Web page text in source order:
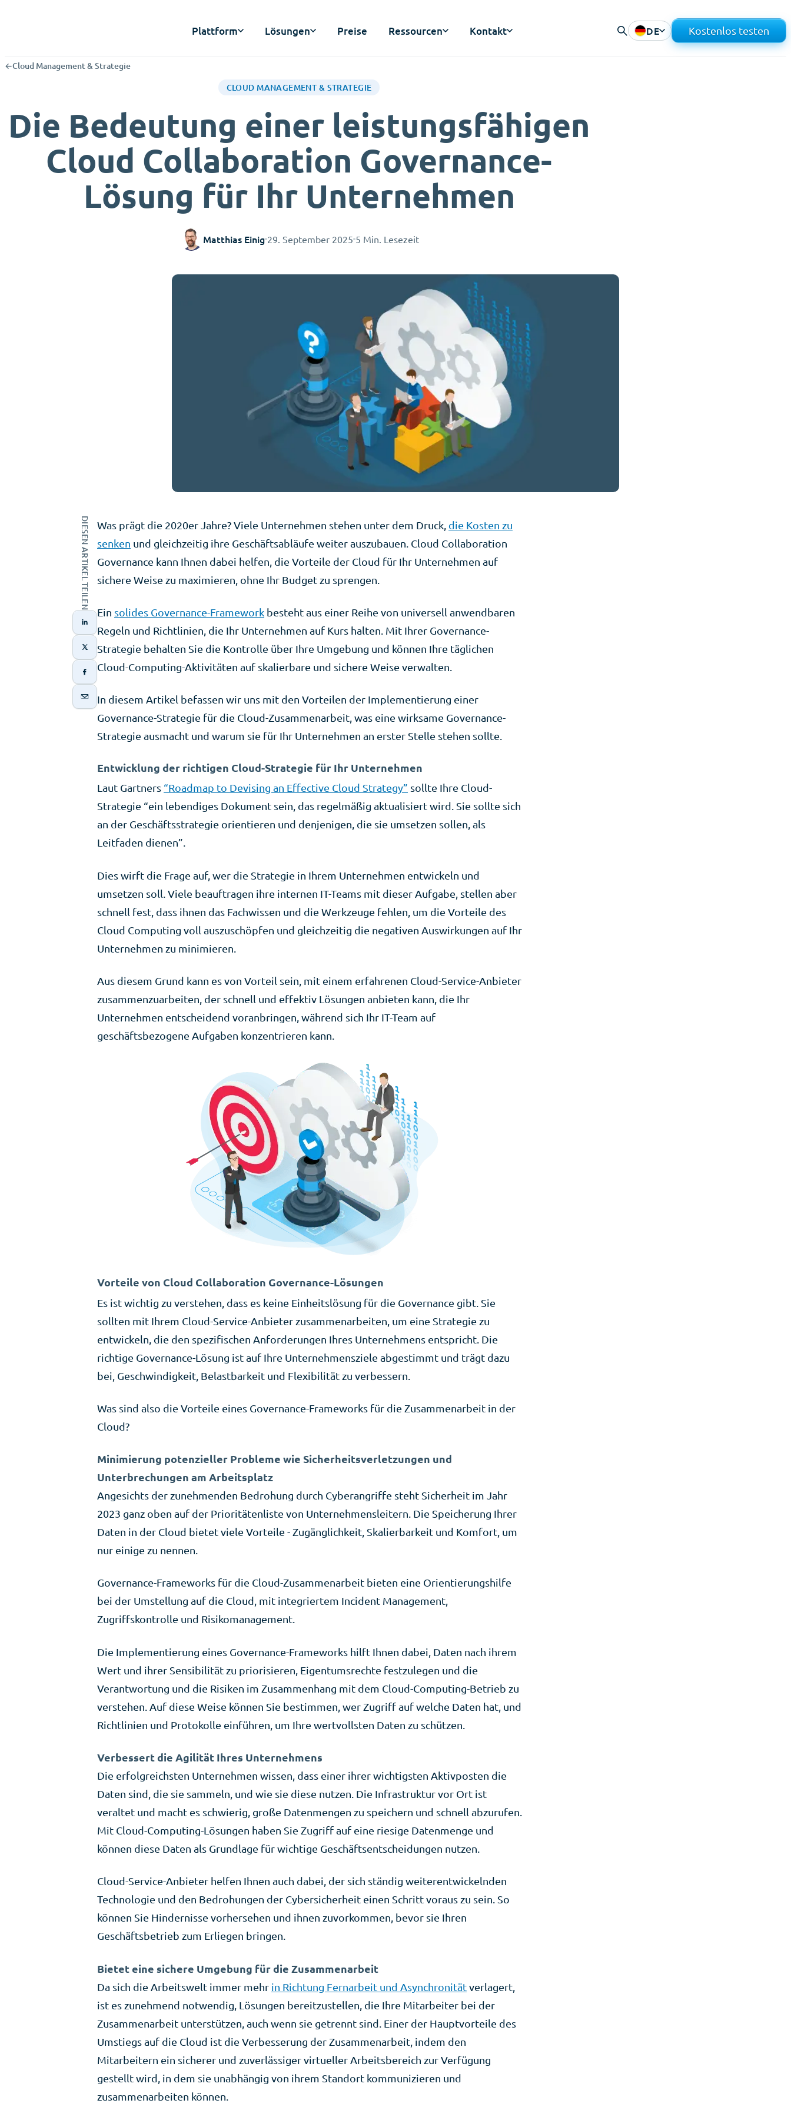
Plattform Lösungen Preise Ressourcen Kontakt DE Kostenlos testen
←Cloud Management & Strategie
CLOUD MANAGEMENT & STRATEGIE
Die Bedeutung einer leistungsfähigen
Cloud Collaboration Governance-
Lösung für Ihr Unternehmen
Matthias Einig 29. September 2025 5 Min. Lesezeit
DIESEN ARTIKEL TEILEN Was prägt die 2020er Jahre? Viele Unternehmen stehen unter dem Druck, die Kosten zu
senken und gleichzeitig ihre Geschäftsabläufe weiter auszubauen. Cloud Collaboration
Governance kann Ihnen dabei helfen, die Vorteile der Cloud für Ihr Unternehmen auf
sichere Weise zu maximieren, ohne Ihr Budget zu sprengen.
Ein solides Governance-Framework besteht aus einer Reihe von universell anwendbaren
Regeln und Richtlinien, die Ihr Unternehmen auf Kurs halten. Mit Ihrer Governance-
Strategie behalten Sie die Kontrolle über Ihre Umgebung und können Ihre täglichen
Cloud-Computing-Aktivitäten auf skalierbare und sichere Weise verwalten.
In diesem Artikel befassen wir uns mit den Vorteilen der Implementierung einer
Governance-Strategie für die Cloud-Zusammenarbeit, was eine wirksame Governance-
Strategie ausmacht und warum sie für Ihr Unternehmen an erster Stelle stehen sollte.
Entwicklung der richtigen Cloud-Strategie für Ihr Unternehmen
Laut Gartners “Roadmap to Devising an Effective Cloud Strategy” sollte Ihre Cloud-
Strategie “ein lebendiges Dokument sein, das regelmäßig aktualisiert wird. Sie sollte sich
an der Geschäftsstrategie orientieren und denjenigen, die sie umsetzen sollen, als
Leitfaden dienen”.
Dies wirft die Frage auf, wer die Strategie in Ihrem Unternehmen entwickeln und
umsetzen soll. Viele beauftragen ihre internen IT-Teams mit dieser Aufgabe, stellen aber
schnell fest, dass ihnen das Fachwissen und die Werkzeuge fehlen, um die Vorteile des
Cloud Computing voll auszuschöpfen und gleichzeitig die negativen Auswirkungen auf Ihr
Unternehmen zu minimieren.
Aus diesem Grund kann es von Vorteil sein, mit einem erfahrenen Cloud-Service-Anbieter
zusammenzuarbeiten, der schnell und effektiv Lösungen anbieten kann, die Ihr
Unternehmen entscheidend voranbringen, während sich Ihr IT-Team auf
geschäftsbezogene Aufgaben konzentrieren kann.
Vorteile von Cloud Collaboration Governance-Lösungen
Es ist wichtig zu verstehen, dass es keine Einheitslösung für die Governance gibt. Sie
sollten mit Ihrem Cloud-Service-Anbieter zusammenarbeiten, um eine Strategie zu
entwickeln, die den spezifischen Anforderungen Ihres Unternehmens entspricht. Die
richtige Governance-Lösung ist auf Ihre Unternehmensziele abgestimmt und trägt dazu
bei, Geschwindigkeit, Belastbarkeit und Flexibilität zu verbessern.
Was sind also die Vorteile eines Governance-Frameworks für die Zusammenarbeit in der
Cloud?
Minimierung potenzieller Probleme wie Sicherheitsverletzungen und
Unterbrechungen am Arbeitsplatz
Angesichts der zunehmenden Bedrohung durch Cyberangriffe steht Sicherheit im Jahr
2023 ganz oben auf der Prioritätenliste von Unternehmensleitern. Die Speicherung Ihrer
Daten in der Cloud bietet viele Vorteile - Zugänglichkeit, Skalierbarkeit und Komfort, um
nur einige zu nennen.
Governance-Frameworks für die Cloud-Zusammenarbeit bieten eine Orientierungshilfe
bei der Umstellung auf die Cloud, mit integriertem Incident Management,
Zugriffskontrolle und Risikomanagement.
Die Implementierung eines Governance-Frameworks hilft Ihnen dabei, Daten nach ihrem
Wert und ihrer Sensibilität zu priorisieren, Eigentumsrechte festzulegen und die
Verantwortung und die Risiken im Zusammenhang mit dem Cloud-Computing-Betrieb zu
verstehen. Auf diese Weise können Sie bestimmen, wer Zugriff auf welche Daten hat, und
Richtlinien und Protokolle einführen, um Ihre wertvollsten Daten zu schützen.
Verbessert die Agilität Ihres Unternehmens
Die erfolgreichsten Unternehmen wissen, dass einer ihrer wichtigsten Aktivposten die
Daten sind, die sie sammeln, und wie sie diese nutzen. Die Infrastruktur vor Ort ist
veraltet und macht es schwierig, große Datenmengen zu speichern und schnell abzurufen.
Mit Cloud-Computing-Lösungen haben Sie Zugriff auf eine riesige Datenmenge und
können diese Daten als Grundlage für wichtige Geschäftsentscheidungen nutzen.
Cloud-Service-Anbieter helfen Ihnen auch dabei, der sich ständig weiterentwickelnden
Technologie und den Bedrohungen der Cybersicherheit einen Schritt voraus zu sein. So
können Sie Hindernisse vorhersehen und ihnen zuvorkommen, bevor sie Ihren
Geschäftsbetrieb zum Erliegen bringen.
Bietet eine sichere Umgebung für die Zusammenarbeit
Da sich die Arbeitswelt immer mehr in Richtung Fernarbeit und Asynchronitätverlagert,
ist es zunehmend notwendig, Lösungen bereitzustellen, die Ihre Mitarbeiter bei der
Zusammenarbeit unterstützen, auch wenn sie getrennt sind. Einer der Hauptvorteile des
Umstiegs auf die Cloud ist die Verbesserung der Zusammenarbeit, indem den
Mitarbeitern ein sicherer und zuverlässiger virtueller Arbeitsbereich zur Verfügung
gestellt wird, in dem sie unabhängig von ihrem Standort kommunizieren und
zusammenarbeiten können.